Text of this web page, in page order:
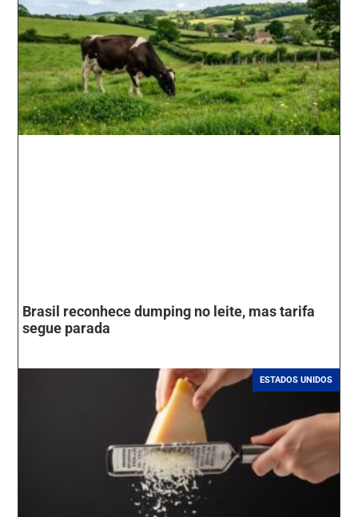
Brasil reconhece dumping no leite, mas tarifa
segue parada
ESTADOS UNIDOS